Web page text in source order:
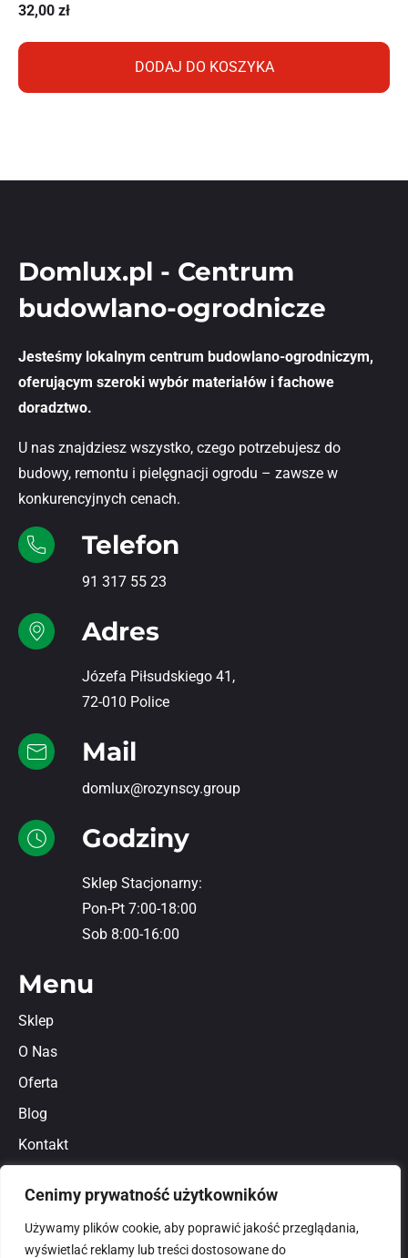
Cenimy prywatność użytkowników
Używamy plików cookie, aby poprawić jakość przeglądania,
wyświetlać reklamy lub treści dostosowane do
32,00 zł
DODAJ DO KOSZYKA
Domlux.pl - Centrum
budowlano-ogrodnicze
Jesteśmy lokalnym centrum budowlano-ogrodniczym,
oferującym szeroki wybór materiałów i fachowe
doradztwo.
U nas znajdziesz wszystko, czego potrzebujesz do
budowy, remontu i pielęgnacji ogrodu – zawsze w
konkurencyjnych cenach.
Telefon
91 317 55 23
Adres
Józefa Piłsudskiego 41,
72-010 Police
Mail
domlux@rozynscy.group
Godziny
Sklep Stacjonarny:
Pon-Pt 7:00-18:00
Sob 8:00-16:00
Menu
Sklep
O Nas
Oferta
Blog
Kontakt
Polityka prywatności